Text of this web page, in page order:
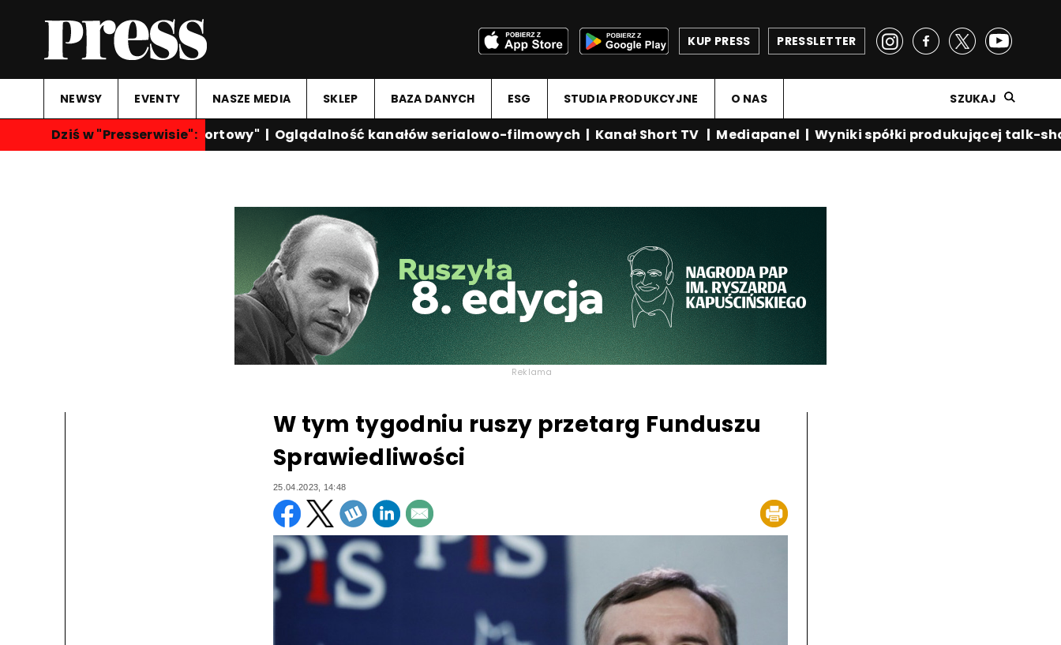
PRESSLETTER
KUP PRESS
NEWSY EVENTY NASZE MEDIA SKLEP BAZA DANYCH ESG STUDIA PRODUKCYJNE O NAS SZUKAJ
Dziś w "Presserwisie":
"Przegląd Sportowy"|Oglądalność kanałów serialowo-filmowych |Kanał Short TV |Mediapanel|Wyniki spółki produkującej talk-
Reklama
W tym tygodniu ruszy przetarg Funduszu
Sprawiedliwości
25.04.2023, 14:48